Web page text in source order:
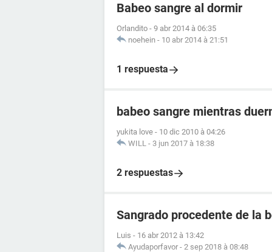
Babeo sangre al dormir
Orlandito - 9 abr 2014 à 06:35
noehein - 10 abr 2014 à 21:51
1 respuesta
babeo sangre mientras
yukita love - 10 dic 2010 à 04:26
WILL - 3 jun 2017 à 18:38
2 respuestas
Sangrado procedente de la
Luis - 16 abr 2012 à 13:42
Ayudaporfavor - 2 sep 2018 à 08:48